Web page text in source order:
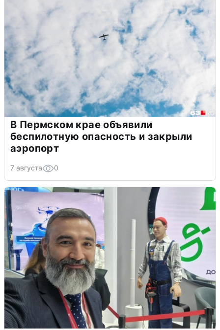
В Пермском крае объявили
беспилотную опасность и закрыли
аэропорт
7 августа 0